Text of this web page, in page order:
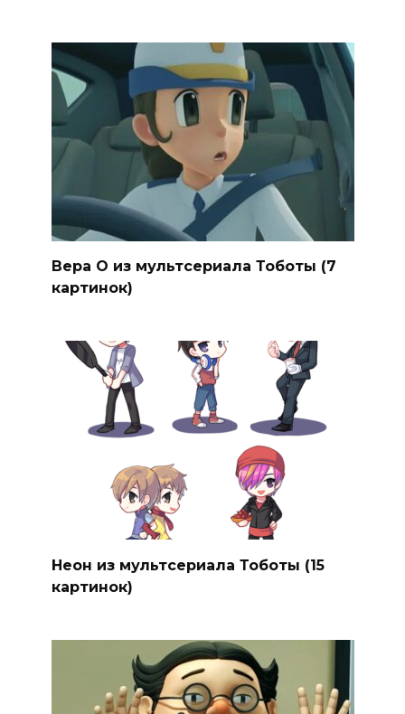
Вера О из мультсериала Тоботы (7
картинок)
Неон из мультсериала Тоботы (15
картинок)